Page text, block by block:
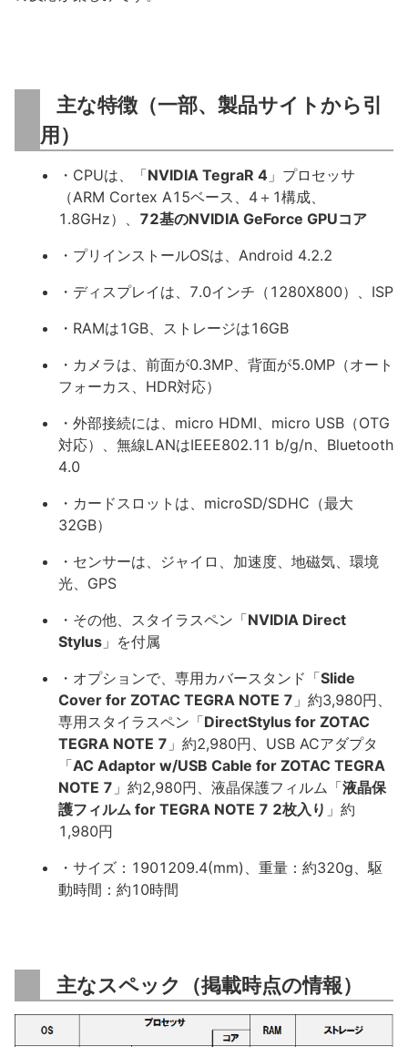
主な特徴（一部、製品サイトから引
用）
・CPUは、「NVIDIA TegraR 4 」プロセッサ
（ARM Cortex A15ベース、4＋1構成、
1.8GHz）、 72基のNVIDIA GeForce GPUコア
・プリインストールOSは、Android 4.2.2
・ディスプレイは、7.0インチ（1280X800）、ISP
・RAMは1GB、ストレージは16GB
・カメラは、前面が0.3MP、背面が5.0MP（オート
フォーカス、HDR対応）
・外部接続には、micro HDMI、micro USB（OTG
対応）、無線LANはIEEE802.11 b/g/n、Bluetooth
4.0
・カードスロットは、microSD/SDHC（最大
32GB）
・センサーは、ジャイロ、加速度、地磁気、環境
光、GPS
・その他、スタイラスペン「NVIDIA Direct
Stylus 」を付属
・オプションで、専用カバースタンド「Slide
Cover for ZOTAC TEGRA NOTE 7 」約3,980円、
専用スタイラスペン「DirectStylus for ZOTAC
TEGRA NOTE 7 」約2,980円、USB ACアダプタ
「AC Adaptor w/USB Cable for ZOTAC TEGRA
NOTE 7 」約2,980円、液晶保護フィルム「液晶保
護フィルム for TEGRA NOTE 7 2枚入り 」約
1,980円
・サイズ：1901209.4(mm)、重量：約320g、駆
動時間：約10時間
主なスペック（掲載時点の情報）